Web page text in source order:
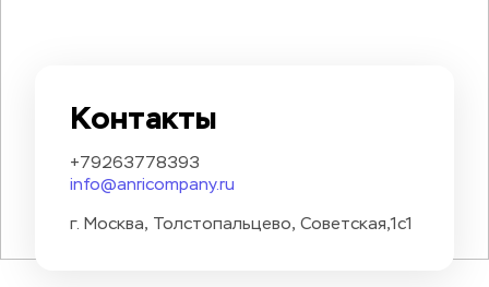
Контакты
+79263778393
info@anricompany.ru
г. Москва, Толстопальцево, Советская,1с1